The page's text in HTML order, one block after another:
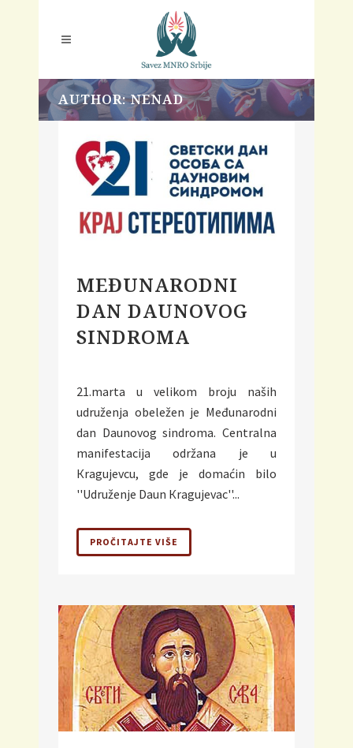
AUTHOR: NENAD
MEĐUNARODNI
DAN DAUNOVOG
SINDROMA
21.marta u velikom broju naših
udruženja obeležen je Međunarodni
dan Daunovog sindroma. Centralna
manifestacija održana je u
Кragujevcu, gde je domaćin bilo
''Udruženje Daun Кragujevac''...
PROČITAJTE VIŠE